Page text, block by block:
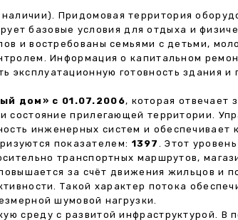
Придомовая территория
базовые условия для отдыха и
и востребованы семьями с детьми,
Информация о капитальном
эксплуатационную готовность здания
дом» с 01.07.2006, которая отвечает
прилегающей территории.
инженерных систем и обеспечивает
показателем: 1397 . Этот
транспортных маршрутов,
за счёт движения жильцов и
Такой характер потока
шумовой нагрузки.
среду с развитой инфраструктурой. В